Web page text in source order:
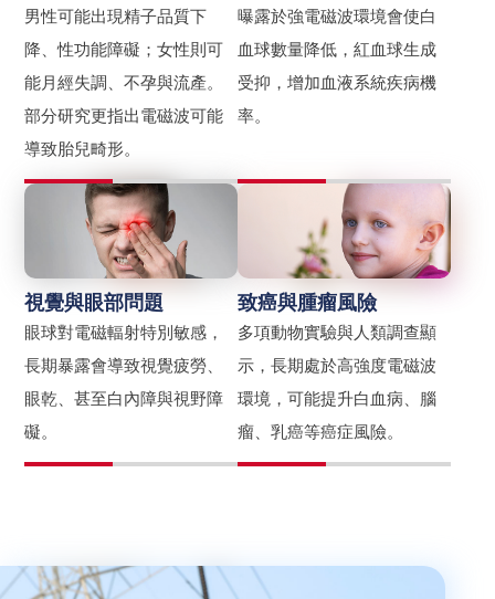
男性可能出現精子品質下
降、性功能障礙；女性則可
能月經失調、不孕與流產。
部分研究更指出電磁波可能
導致胎兒畸形。
曝露於強電磁波環境會使白
血球數量降低，紅血球生成
受抑，增加血液系統疾病機
率。
視覺與眼部問題
眼球對電磁輻射特別敏感，
長期暴露會導致視覺疲勞、
眼乾、甚至白內障與視野障
礙。
致癌與腫瘤風險
多項動物實驗與人類調查顯
示，長期處於高強度電磁波
環境，可能提升白血病、腦
瘤、乳癌等癌症風險。